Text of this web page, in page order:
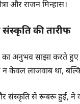
और राजन मिन्हास।
संस्कृति की तारीफ
का अनुभव साझा करते
केवल लाजवाब था,
संस्कृति से रूबरू हुईं,